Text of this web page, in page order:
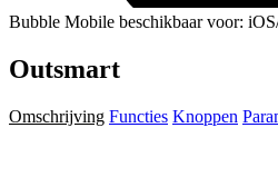
Bubble Mobile beschikbaar voor:
Outsmart
Omschrijving Functies Knoppen